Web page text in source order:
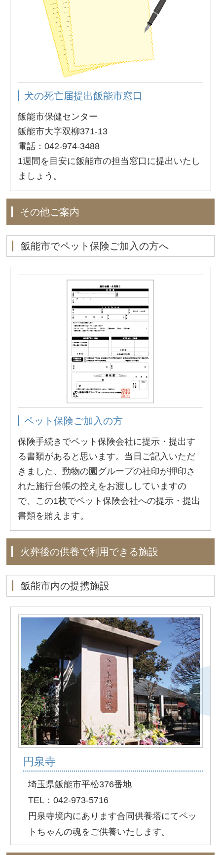
犬の死亡届提出飯能市窓口
飯能市保健センター
飯能市大字双柳371-13
電話：042-974-3488
1週間を目安に飯能市の担当窓口に提出いたし
ましょう。
その他ご案内
飯能市でペット保険ご加入の方へ
ペット保険ご加入の方
保険手続きでペット保険会社に提示・提出す
る書類があると思います。当日ご記入いただ
きました、動物の園グループの社印が押印さ
れた施行台帳の控えをお渡ししていますの
で、この1枚でペット保険会社への提示・提出
書類を賄えます。
火葬後の供養で利用できる施設
飯能市内の提携施設
円泉寺
埼玉県飯能市平松376番地
TEL：042-973-5716
円泉寺境内にあります合同供養塔にてペッ
トちゃんの魂をご供養いたします。